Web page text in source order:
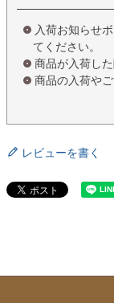
入荷お知らせ
てください。
商品が入荷し
商品の入荷や
レビューを書く